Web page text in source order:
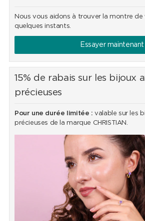
Nous vous aidons à trouver la montre de
quelques instants.
Essayer maintenant
15% de rabais sur les bijoux
précieuses
Pour une durée limitée : valable sur les
précieuses de la marque CHRISTIAN.